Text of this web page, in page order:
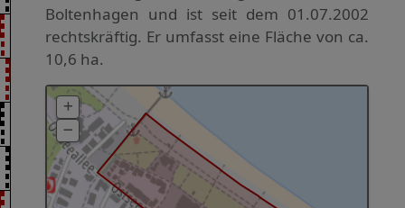
Boltenhagen und ist seit dem 01.07.2002
rechtskräftig. Er umfasst eine Fläche von ca.
10,6 ha.